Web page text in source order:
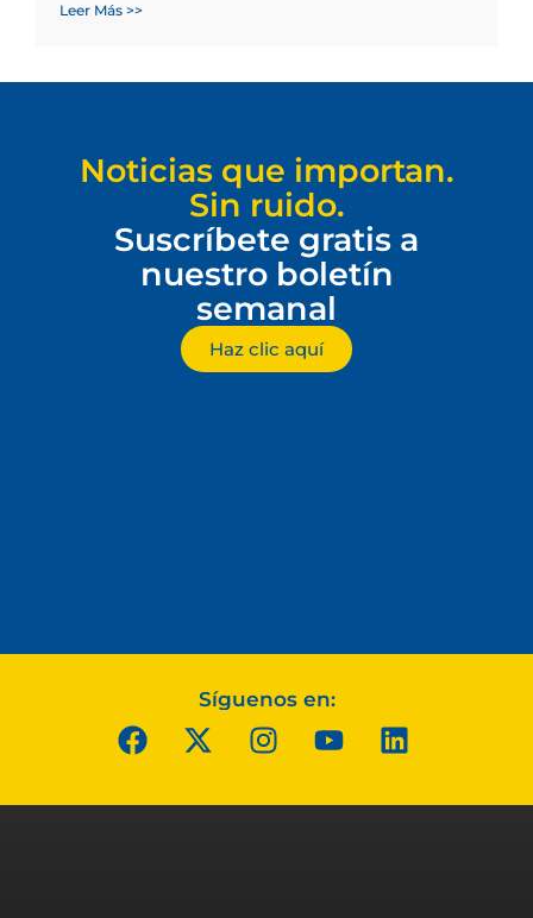
Leer Más >>
Noticias que importan.
Sin ruido.
Suscríbete gratis a
nuestro boletín
semanal
Haz clic aquí
Síguenos en: